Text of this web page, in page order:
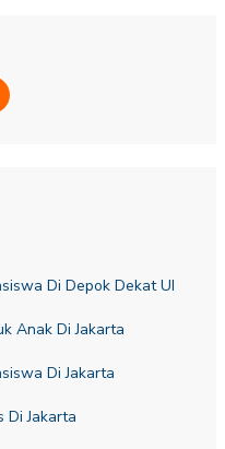
Di Depok Dekat UI
Anak Di Jakarta
Di Jakarta
Di Jakarta